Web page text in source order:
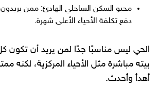
محبو السكن الساحلي الهادئ: ممن
دفع تكلفة الأحياء الأعلى شهرة.
الحي ليس مناسبًا جدًا لمن يريد أن تكون
بيته مباشرة مثل الأحياء المركزية، لكنه
أهدأ وأحدث.